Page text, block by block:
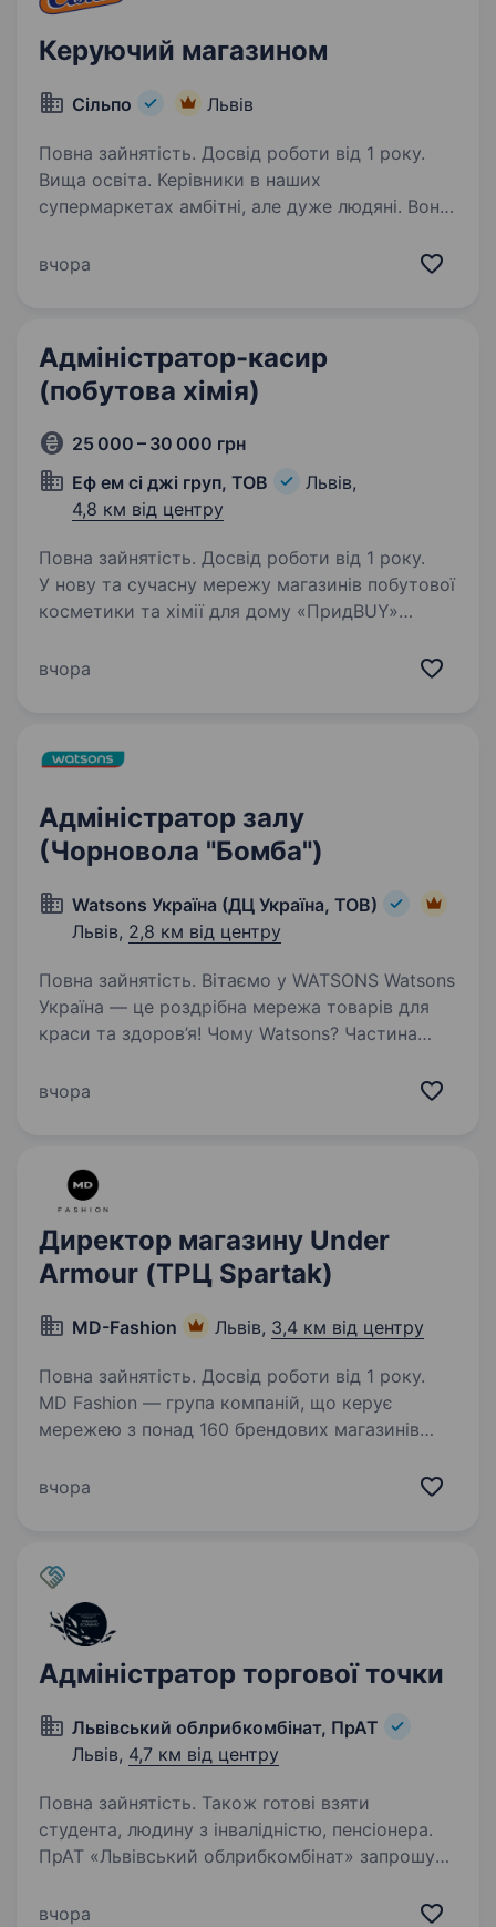
Керуючий магазином
Сільпо Львів
Повна зайнятість. Досвід роботи від 1 року.
Вища освіта. Керівники в наших
супермаркетах амбітні, але дуже людяні. Вони
контролюють їхнє досягнення, розвивають
вчора
Адміністратор-касир
(побутова хімія)
25 000 – 30 000 грн
Еф ем сі джі груп, ТОВ
Львів,
4,8 км від центру
Повна зайнятість. Досвід роботи від 1 року.
У нову та сучасну мережу магазинів побутової
косметики та хімії для дому «ПридBUY»
магазину. Ми створюємо місце, де клієнт
вчора
Адміністратор залу
(Чорновола "Бомба")
Watsons Україна (ДЦ Україна, ТОВ)
Львів, 2,8 км від центру
Повна зайнятість. Вітаємо у WATSONS Watsons
Україна — це роздрібна мережа товарів для
краси та здоров’я! Чому Watsons? Частина
у світі мережі роздрібної торгівлі продукцією
вчора
Директор магазину Under
Armour (ТРЦ Spartak)
MD-Fashion Львів, 3,4 км від центру
Повна зайнятість. Досвід роботи від 1 року.
MD Fashion — група компаній, що керує
мережею з понад 160 брендових магазинів
та представляє світові бренди Tommy Hilfiger,
вчора
Адміністратор торгової точки
Львівський облрибкомбінат, ПрАТ
Львів, 4,7 км від центру
Повна зайнятість. Також готові взяти
студента, людину з інвалідністю, пенсіонера.
ПрАТ «Львівський облрибкомбінат» запрошує
на ринок Шувар!Основні обов’язки:
вчора